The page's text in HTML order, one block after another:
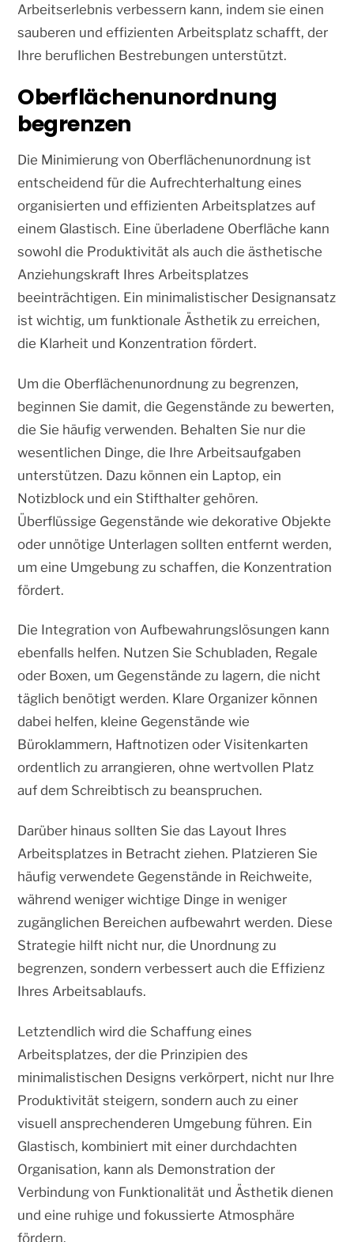
Arbeitserlebnis verbessern kann, indem sie einen
sauberen und effizienten Arbeitsplatz schafft, der
Ihre beruflichen Bestrebungen unterstützt.
Oberflächenunordnung
begrenzen
Die Minimierung von Oberflächenunordnung ist
entscheidend für die Aufrechterhaltung eines
organisierten und effizienten Arbeitsplatzes auf
einem Glastisch. Eine überladene Oberfläche kann
sowohl die Produktivität als auch die ästhetische
Anziehungskraft Ihres Arbeitsplatzes
beeinträchtigen. Ein minimalistischer Designansatz
ist wichtig, um funktionale Ästhetik zu erreichen,
die Klarheit und Konzentration fördert.
Um die Oberflächenunordnung zu begrenzen,
beginnen Sie damit, die Gegenstände zu bewerten,
die Sie häufig verwenden. Behalten Sie nur die
wesentlichen Dinge, die Ihre Arbeitsaufgaben
unterstützen. Dazu können ein Laptop, ein
Notizblock und ein Stifthalter gehören.
Überflüssige Gegenstände wie dekorative Objekte
oder unnötige Unterlagen sollten entfernt werden,
um eine Umgebung zu schaffen, die Konzentration
fördert.
Die Integration von Aufbewahrungslösungen kann
ebenfalls helfen. Nutzen Sie Schubladen, Regale
oder Boxen, um Gegenstände zu lagern, die nicht
täglich benötigt werden. Klare Organizer können
dabei helfen, kleine Gegenstände wie
Büroklammern, Haftnotizen oder Visitenkarten
ordentlich zu arrangieren, ohne wertvollen Platz
auf dem Schreibtisch zu beanspruchen.
Darüber hinaus sollten Sie das Layout Ihres
Arbeitsplatzes in Betracht ziehen. Platzieren Sie
häufig verwendete Gegenstände in Reichweite,
während weniger wichtige Dinge in weniger
zugänglichen Bereichen aufbewahrt werden. Diese
Strategie hilft nicht nur, die Unordnung zu
begrenzen, sondern verbessert auch die Effizienz
Ihres Arbeitsablaufs.
Letztendlich wird die Schaffung eines
Arbeitsplatzes, der die Prinzipien des
minimalistischen Designs verkörpert, nicht nur Ihre
Produktivität steigern, sondern auch zu einer
visuell ansprechenderen Umgebung führen. Ein
Glastisch, kombiniert mit einer durchdachten
Organisation, kann als Demonstration der
Verbindung von Funktionalität und Ästhetik dienen
und eine ruhige und fokussierte Atmosphäre
fördern.